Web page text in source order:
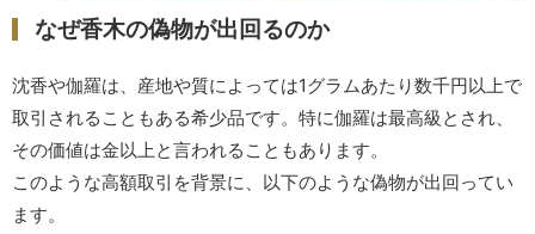
なぜ香木の偽物が出回るのか
沈香や伽羅は、産地や質によっては1グラムあたり数千円以上で
取引されることもある希少品です。特に伽羅は最高級とされ、
その価値は金以上と言われることもあります。
このような高額取引を背景に、以下のような偽物が出回ってい
ます。